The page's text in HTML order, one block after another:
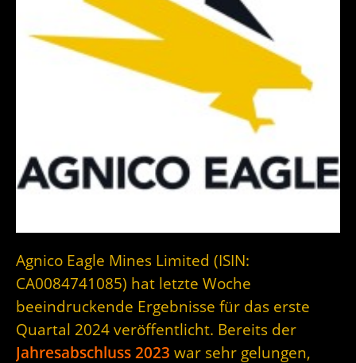
Agnico Eagle Mines Limited (ISIN:
CA0084741085) hat letzte Woche
beeindruckende Ergebnisse für das erste
Quartal 2024 veröffentlicht. Bereits der
Jahresabschluss 2023 war sehr gelungen,